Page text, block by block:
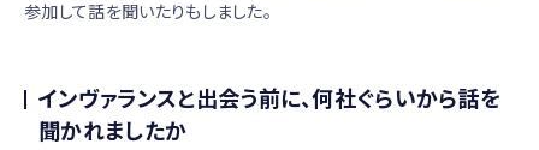
参加して話を聞いたりもしました。
インヴァランスと出会う前に、何社ぐらいから話を
聞かれましたか